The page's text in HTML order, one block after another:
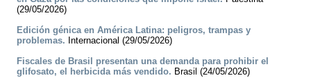
(29/05/2026)
Edición génica en América Latina: peligros, trampas y
problemas. Internacional (29/05/2026)
Fiscales de Brasil presentan una demanda para prohibir el
glifosato, el herbicida más vendido. Brasil (24/05/2026)